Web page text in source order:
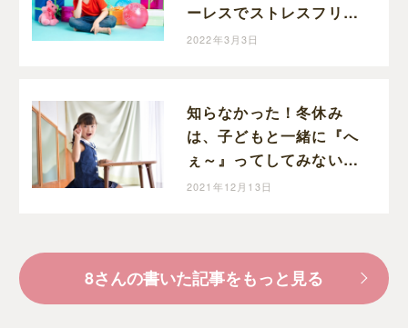
ーレスでストレスフリー
に向かっているのかも
2022年3月3日
知らなかった！冬休み
は、子どもと一緒に『へ
ぇ～』ってしてみない？
卵の殻の色は何に左右さ
2021年12月13日
8さんの書いた記事をもっと見る